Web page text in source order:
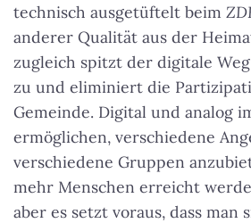
technisch ausgetüftelt beim
anderer Qualität aus der
zugleich spitzt der digitale
zu und eliminiert die
Gemeinde. Digital und analog
ermöglichen, verschiedene
verschiedene Gruppen
mehr Menschen erreicht
aber es setzt voraus, dass man